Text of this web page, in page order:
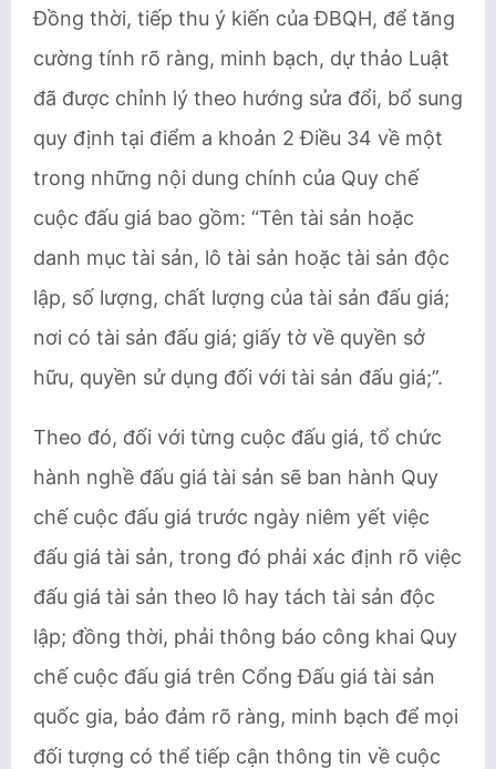
Đồng thời, tiếp thu ý kiến của ĐBQH, để tăng
cường tính rõ ràng, minh bạch, dự thảo Luật
đã được chỉnh lý theo hướng sửa đổi, bổ sung
quy định tại điểm a khoản 2 Điều 34 về một
trong những nội dung chính của Quy chế
cuộc đấu giá bao gồm: “Tên tài sản hoặc
danh mục tài sản, lô tài sản hoặc tài sản độc
lập, số lượng, chất lượng của tài sản đấu giá;
nơi có tài sản đấu giá; giấy tờ về quyền sở
hữu, quyền sử dụng đối với tài sản đấu giá;”.
Theo đó, đối với từng cuộc đấu giá, tổ chức
hành nghề đấu giá tài sản sẽ ban hành Quy
chế cuộc đấu giá trước ngày niêm yết việc
đấu giá tài sản, trong đó phải xác định rõ việc
đấu giá tài sản theo lô hay tách tài sản độc
lập; đồng thời, phải thông báo công khai Quy
chế cuộc đấu giá trên Cổng Đấu giá tài sản
quốc gia, bảo đảm rõ ràng, minh bạch để mọi
đối tượng có thể tiếp cận thông tin về cuộc